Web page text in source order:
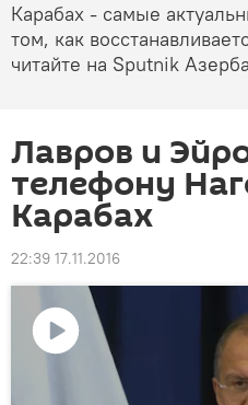
Карабах - самые
том, как
читайте на Sputnik
Лавров и
телефону
Карабах
22:39 17.11.2016
Воспроизвести